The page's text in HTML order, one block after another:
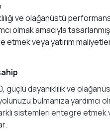
ve olağanüstü
olmak amacıyla
veya yatırım
dayanıklılık ve
bulmanıza
sistemleri entegre